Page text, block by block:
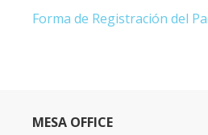
Forma de Registración del
MESA OFFICE